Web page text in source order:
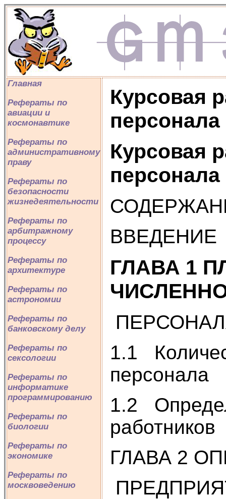
Главная
Рефераты по
авиации и
космонавтике
Рефераты по
административному
праву
Рефераты по
безопасности
жизнедеятельности
Рефераты по
арбитражному
процессу
Рефераты по
архитектуре
Рефераты по
астрономии
Рефераты по
банковскому делу
Рефераты по
сексологии
Рефераты по
информатике
программированию
Рефераты по
биологии
Рефераты по
экономике
Рефераты по
москвоведению
Курсовая
Курсовая
ВВЕДЕНИЕ
ГЛАВА 1
1.1
персонала
1.2
работников
ГЛАВА 2